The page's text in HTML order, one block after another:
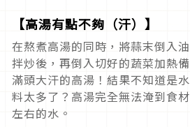
【高湯有點不夠（汗）】
在熬煮高湯的同時，將蒜末倒入
拌炒後，再倒入切好的蔬菜加熱
滿頭大汗的高湯！結果不知道是
料太多了？高湯完全無法淹到食
左右的水。